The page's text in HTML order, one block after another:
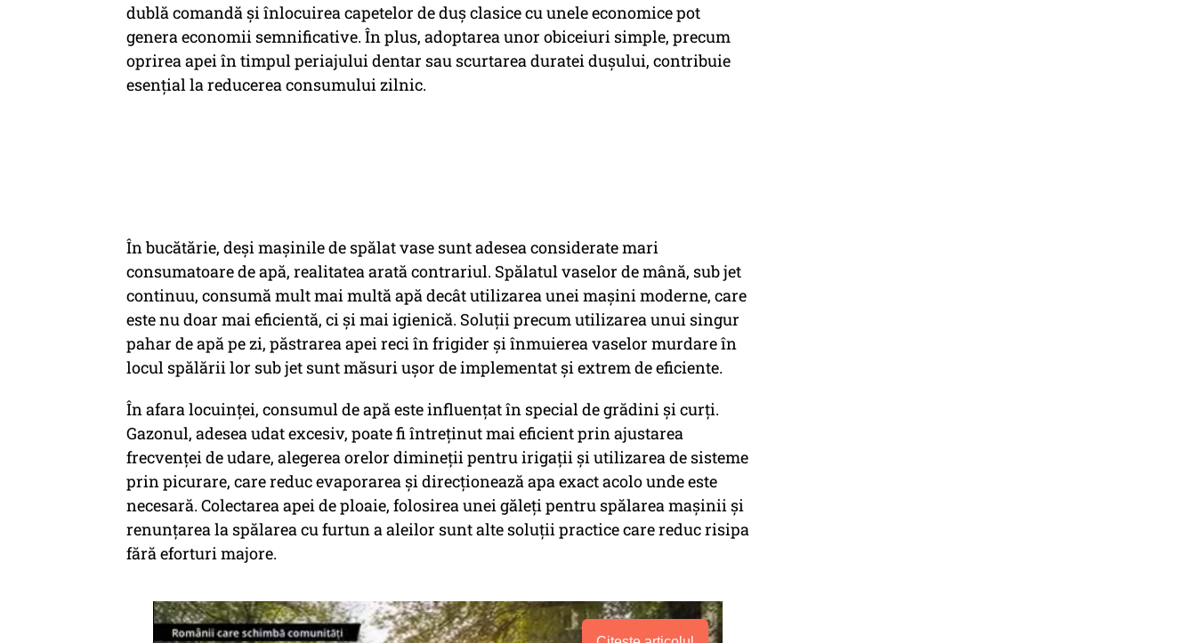
dublă comandă și înlocuirea capetelor de duș clasice cu unele economice pot
genera economii semnificative. În plus, adoptarea unor obiceiuri simple, precum
oprirea apei în timpul periajului dentar sau scurtarea duratei dușului, contribuie
esențial la reducerea consumului zilnic.
În bucătărie, deși mașinile de spălat vase sunt adesea considerate mari
consumatoare de apă, realitatea arată contrariul. Spălatul vaselor de mână, sub jet
continuu, consumă mult mai multă apă decât utilizarea unei mașini moderne, care
este nu doar mai eficientă, ci și mai igienică. Soluții precum utilizarea unui singur
pahar de apă pe zi, păstrarea apei reci în frigider și înmuierea vaselor murdare în
locul spălării lor sub jet sunt măsuri ușor de implementat și extrem de eficiente.
În afara locuinței, consumul de apă este influențat în special de grădini și curți.
Gazonul, adesea udat excesiv, poate fi întreținut mai eficient prin ajustarea
frecvenței de udare, alegerea orelor dimineții pentru irigații și utilizarea de sisteme
prin picurare, care reduc evaporarea și direcționează apa exact acolo unde este
necesară. Colectarea apei de ploaie, folosirea unei găleți pentru spălarea mașinii și
renunțarea la spălarea cu furtun a aleilor sunt alte soluții practice care reduc risipa
fără eforturi majore.